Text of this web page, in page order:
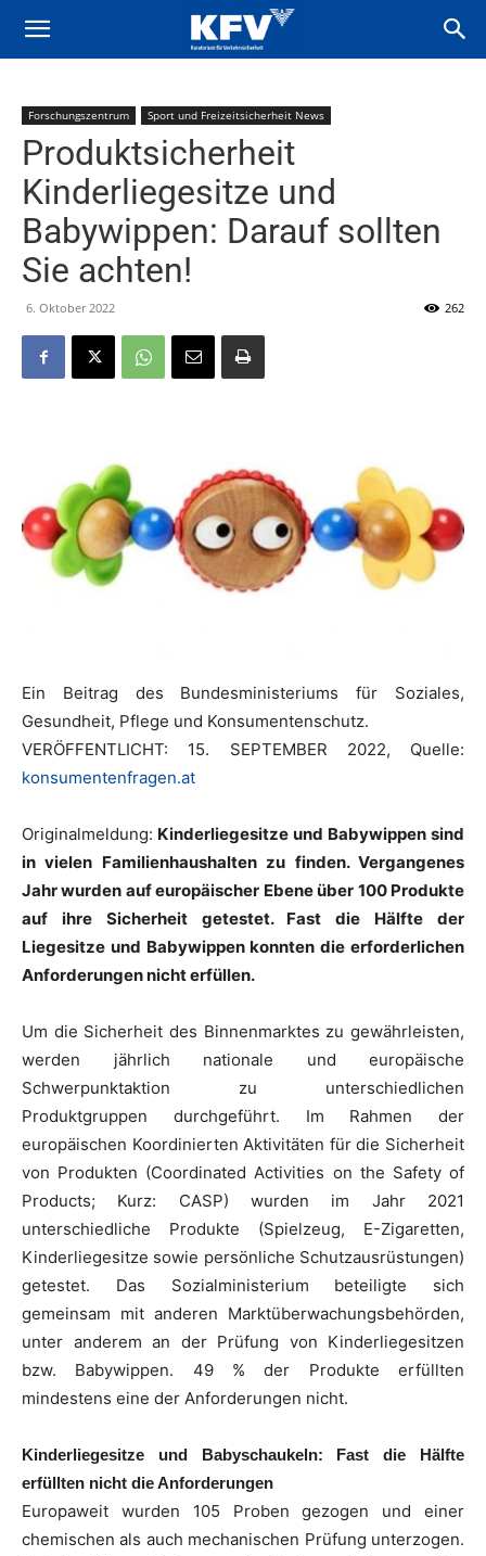
Forschungszentrum Sport und Freizeitsicherheit News
Produktsicherheit
Kinderliegesitze und
Babywippen: Darauf sollten
Sie achten!
6. Oktober 2022 262
Ein Beitrag des Bundesministeriums für Soziales,
Gesundheit, Pflege und Konsumentenschutz.
VERÖFFENTLICHT: 15. SEPTEMBER 2022, Quelle:
konsumentenfragen.at
Originalmeldung: Kinderliegesitze und Babywippen sind
in vielen Familienhaushalten zu finden. Vergangenes
Jahr wurden auf europäischer Ebene über 100 Produkte
auf ihre Sicherheit getestet. Fast die Hälfte der
Liegesitze und Babywippen konnten die erforderlichen
Anforderungen nicht erfüllen.
Um die Sicherheit des Binnenmarktes zu gewährleisten,
werden jährlich nationale und europäische
Schwerpunktaktion zu unterschiedlichen
Produktgruppen durchgeführt. Im Rahmen der
europäischen Koordinierten Aktivitäten für die Sicherheit
von Produkten (Coordinated Activities on the Safety of
Products; Kurz: CASP) wurden im Jahr 2021
unterschiedliche Produkte (Spielzeug, E-Zigaretten,
Kinderliegesitze sowie persönliche Schutzausrüstungen)
getestet. Das Sozialministerium beteiligte sich
gemeinsam mit anderen Marktüberwachungsbehörden,
unter anderem an der Prüfung von Kinderliegesitzen
bzw. Babywippen. 49 % der Produkte erfüllten
mindestens eine der Anforderungen nicht.
Kinderliegesitze und Babyschaukeln: Fast die Hälfte
erfüllten nicht die Anforderungen
Europaweit wurden 105 Proben gezogen und einer
chemischen als auch mechanischen Prüfung unterzogen.